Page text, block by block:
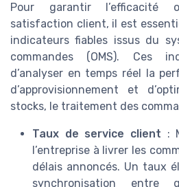
Pour garantir l’efficacité
satisfaction client, il est
indicateurs fiables issus du
commandes (OMS). Ces
d’analyser en temps réel la
d’approvisionnement et
stocks, le traitement des
Taux de service client :
l’entreprise à livrer les
délais annoncés. Un taux
synchronisation entre